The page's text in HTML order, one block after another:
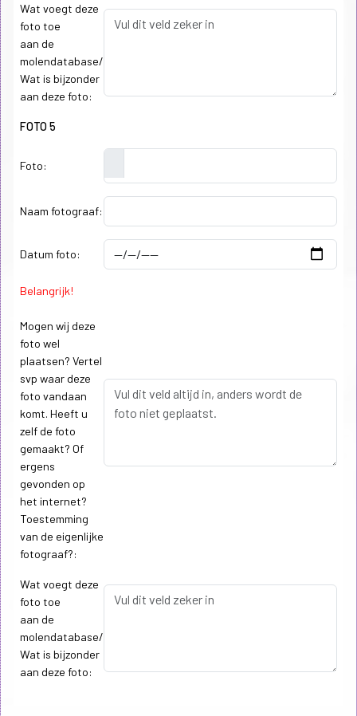
Wat voegt deze
foto toe
aan de
molendatabase/
Wat is bijzonder
aan deze foto:
FOTO 5
Foto:
Naam fotograaf:
Datum foto:
Belangrijk!
Mogen wij deze
foto wel
plaatsen? Vertel
svp waar deze
foto vandaan
komt. Heeft u
zelf de foto
gemaakt? Of
ergens
gevonden op
het internet?
Toestemming
van de eigenlijke
fotograaf?:
Wat voegt deze
foto toe
aan de
molendatabase/
Wat is bijzonder
aan deze foto: